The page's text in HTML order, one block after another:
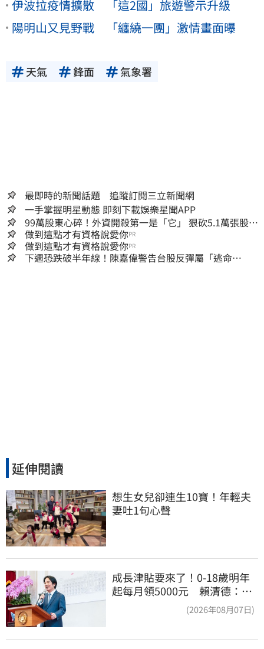
伊波拉疫情擴散 「這2國」旅遊警示升級
陽明山又見野戰 「纏繞一團」激情畫面曝
天氣 鋒面 氣象署
最即時的新聞話題 追蹤訂閱三立新聞網
一手掌握明星動態 即刻下載娛樂星聞APP
99萬股東心碎！外資開殺第一是「它」 狠砍5.1萬張股價
重挫近5%
做到這點才有資格說愛你PR
做到這點才有資格說愛你PR
下週恐跌破半年線！陳嘉偉警告台股反彈屬「逃命
延伸閱讀
想生女兒卻連生10寶！年輕夫
妻吐1句心聲
成長津貼要來了！0-18歲明年
起每月領5000元 賴清德：此
(2026年08月07日)